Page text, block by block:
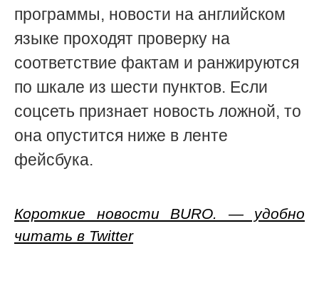
программы, новости на английском
языке проходят проверку на
соответствие фактам и ранжируются
по шкале из шести пунктов. Если
соцсеть признает новость ложной, то
она опустится ниже в ленте
фейсбука.
Короткие новости BURO. — удобно
читать в Twitter